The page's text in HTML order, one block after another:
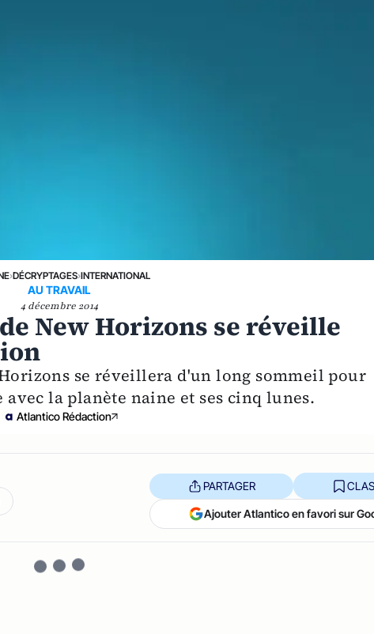
›DÉCRYPTAGES›INTERNATIONAL
AU TRAVAIL
4 décembre 2014
New Horizons se réveille
se réveillera d'un long sommeil pour
la planète naine et ses cinq lunes.
Atlantico Rédaction
PARTAGER
Ajouter Atlantico en favori sur